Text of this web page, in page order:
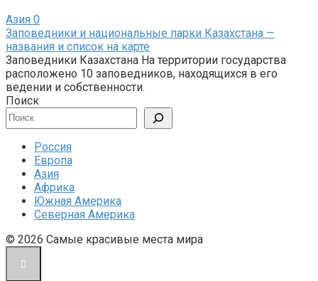
Азия 0
Заповедники и национальные парки Казахстана —
названия и список на карте
Заповедники Казахстана На территории государства
расположено 10 заповедников, находящихся в его
ведении и собственности.
Поиск
Россия
Европа
Азия
Африка
Южная Америка
Северная Америка
© 2026 Cамые красивые места мира